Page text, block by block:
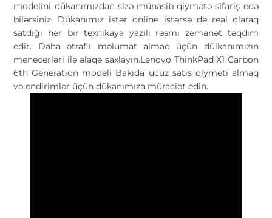
modelini dükanımızdan sizə münasib qiymətə sifariş edə
bilərsiniz. Dükanımız istər online istərsə də real olaraq
satdığı hər bir texnikaya yazılı rəsmi zəmanət təqdim
edir. Daha ətraflı məlumat almaq üçün dülkanımızın
menecerləri ilə əlaqə saxlayın.Lenovo ThinkPad X1 Carbon
6th Generation modeli Bakıda ucuz satis qiymeti almaq
və endirimlər üçün dükanımıza müraciət edin.